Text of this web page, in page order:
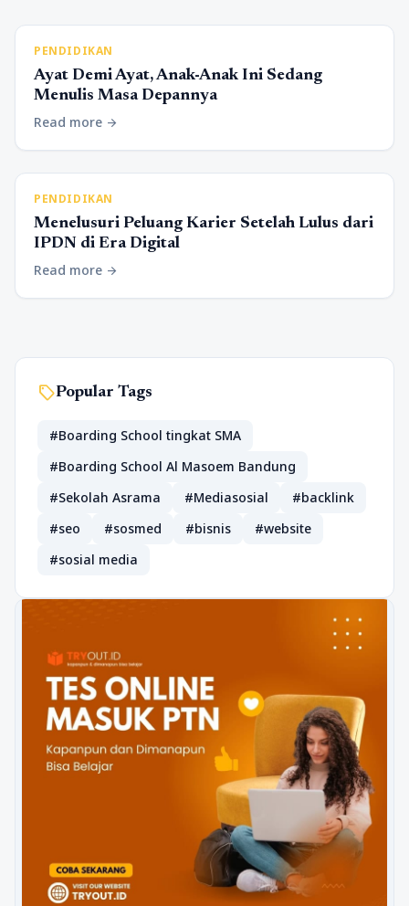
PENDIDIKAN
Ayat Demi Ayat, Anak-Anak Ini Sedang
Menulis Masa Depannya
Read more arrow_forward
PENDIDIKAN
Menelusuri Peluang Karier Setelah Lulus dari
IPDN di Era Digital
Read more arrow_forward
sellPopular Tags
#Boarding School tingkat SMA
#Boarding School Al Masoem Bandung
#Sekolah Asrama
#Mediasosial
#backlink
#seo
#sosmed #bisnis
#website
#sosial media